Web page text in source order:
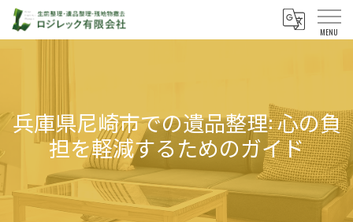
兵庫県尼崎市での遺品整理: 心の負
担を軽減するためのガイド